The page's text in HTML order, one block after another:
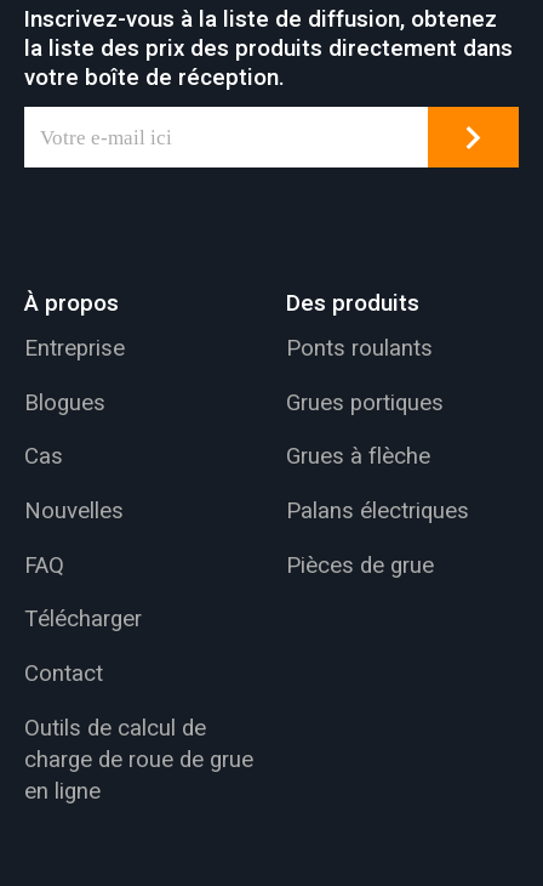
Inscrivez-vous à la liste de diffusion, obtenez
la liste des prix des produits directement dans
votre boîte de réception.
À propos
Entreprise
Blogues
Cas
Nouvelles
FAQ
Télécharger
Contact
Outils de calcul de
charge de roue de grue
en ligne
Des produits
Ponts roulants
Grues portiques
Grues à flèche
Palans électriques
Pièces de grue